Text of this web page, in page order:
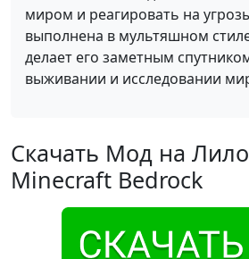
миром и реагировать на
выполнена в мультяшном
делает его заметным
выживании и исследовании
Скачать Мод на
Minecraft Bedrock